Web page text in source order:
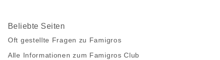
Beliebte Seiten
Oft gestellte Fragen zu Famigros
Alle Informationen zum Famigros Club